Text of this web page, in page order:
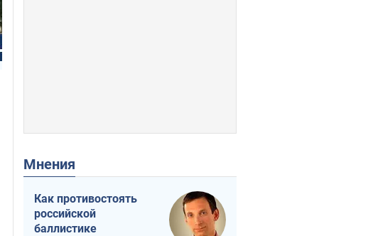
Мнения
Как противостоять
российской
баллистике